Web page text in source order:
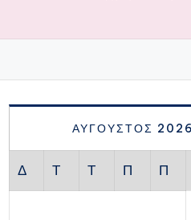
ΑΎΓΟΥΣΤΟΣ 2026
Δ Τ Τ Π Π